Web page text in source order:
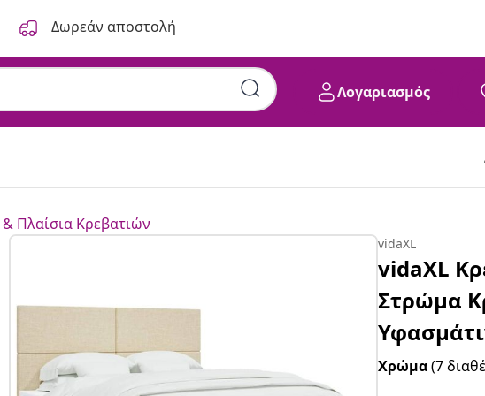
Δωρεάν αποστολή
Λογαριασμός
Πλαίσια Κρεβατιών
vidaXL
vidaXL
Στρώμα
Χρώμα(7